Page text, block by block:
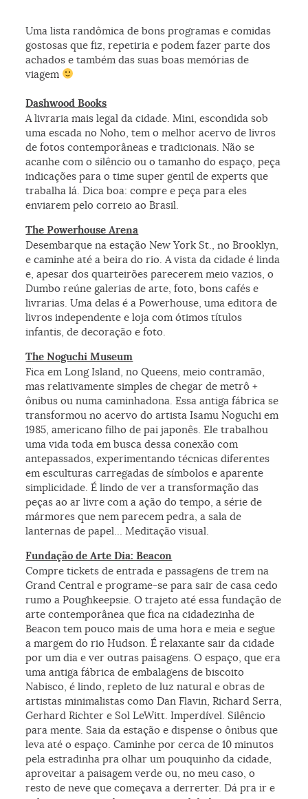
Uma lista randômica de bons programas e comidas
gostosas que fiz, repetiria e podem fazer parte dos
achados e também das suas boas memórias de
viagem
Dashwood Books
A livraria mais legal da cidade. Mini, escondida sob
uma escada no Noho, tem o melhor acervo de livros
de fotos contemporâneas e tradicionais. Não se
acanhe com o silêncio ou o tamanho do espaço, peça
indicações para o time super gentil de experts que
trabalha lá. Dica boa: compre e peça para eles
enviarem pelo correio ao Brasil.
The Powerhouse Arena
Desembarque na estação New York St., no Brooklyn,
e caminhe até a beira do rio. A vista da cidade é linda
e, apesar dos quarteirões parecerem meio vazios, o
Dumbo reúne galerias de arte, foto, bons cafés e
livrarias. Uma delas é a Powerhouse, uma editora de
livros independente e loja com ótimos títulos
infantis, de decoração e foto.
The Noguchi Museum
Fica em Long Island, no Queens, meio contramão,
mas relativamente simples de chegar de metrô +
ônibus ou numa caminhadona. Essa antiga fábrica se
transformou no acervo do artista Isamu Noguchi em
1985, americano filho de pai japonês. Ele trabalhou
uma vida toda em busca dessa conexão com
antepassados, experimentando técnicas diferentes
em esculturas carregadas de símbolos e aparente
simplicidade. É lindo de ver a transformação das
peças ao ar livre com a ação do tempo, a série de
mármores que nem parecem pedra, a sala de
lanternas de papel… Meditação visual.
Fundação de Arte Dia: Beacon
Compre tickets de entrada e passagens de trem na
Grand Central e programe-se para sair de casa cedo
rumo a Poughkeepsie. O trajeto até essa fundação de
arte contemporânea que fica na cidadezinha de
Beacon tem pouco mais de uma hora e meia e segue
a margem do rio Hudson. É relaxante sair da cidade
por um dia e ver outras paisagens. O espaço, que era
uma antiga fábrica de embalagens de biscoito
Nabisco, é lindo, repleto de luz natural e obras de
artistas minimalistas como Dan Flavin, Richard Serra,
Gerhard Richter e Sol LeWitt. Imperdível. Silêncio
para mente. Saia da estação e dispense o ônibus que
leva até o espaço. Caminhe por cerca de 10 minutos
pela estradinha pra olhar um pouquinho da cidade,
aproveitar a paisagem verde ou, no meu caso, o
resto de neve que começava a derrerter. Dá pra ir e